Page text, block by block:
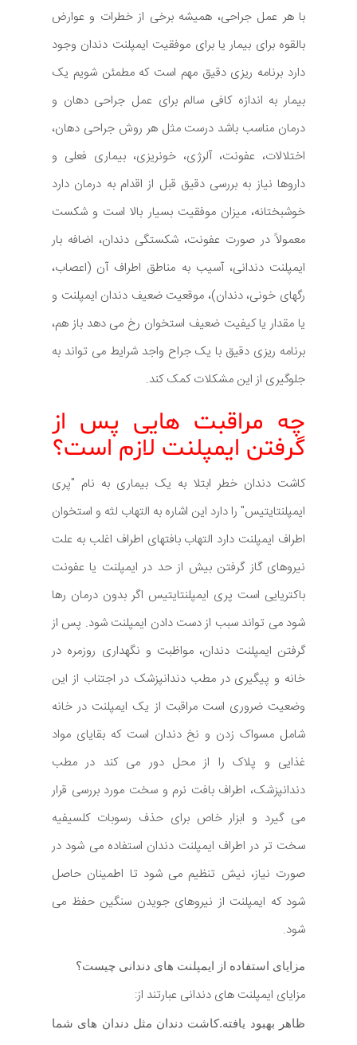
با هر عمل جراحی، همیشه برخی از خطرات و عوارض
بالقوه برای بیمار یا برای موفقیت ایمپلنت دندان وجود
دارد برنامه ریزی دقیق مهم است که مطمئن شویم یک
بیمار به اندازه کافی سالم برای عمل جراحی دهان و
درمان مناسب باشد درست مثل هر روش جراحی دهان،
اختلالات، عفونت، آلرژی، خونریزی، بیماری فعلی و
داروها نیاز به بررسی دقیق قبل از اقدام به درمان دارد
خوشبختانه، میزان موفقیت بسیار بالا است و شکست
معمولاً در صورت عفونت، شکستگی دندان، اضافه بار
ایمپلنت دندانی، آسیب به مناطق اطراف آن (اعصاب،
رگهای خونی، دندان)، موقعیت ضعیف دندان ایمپلنت و
یا مقدار یا کیفیت ضعیف استخوان رخ می دهد باز هم،
برنامه ریزی دقیق با یک جراح واجد شرایط می تواند به
جلوگیری از این مشکلات کمک کند.
چه مراقبت هایی پس از
گرفتن ایمپلنت لازم است؟
کاشت دندان خطر ابتلا به یک بیماری به نام "پری
ایمپلنتایتیس" را دارد این اشاره به التهاب لثه و استخوان
اطراف ایمپلنت دارد التهاب بافتهای اطراف اغلب به علت
نیروهای گاز گرفتن بیش از حد در ایمپلنت یا عفونت
باکتریایی است پری ایمپلنتایتیس اگر بدون درمان رها
شود می تواند سبب از دست دادن ایمپلنت شود. پس از
گرفتن ایمپلنت دندان، مواظبت و نگهداری روزمره در
خانه و پیگیری در مطب دندانپزشک در اجتناب از این
وضعیت ضروری است مراقبت از یک ایمپلنت در خانه
شامل مسواک زدن و نخ دندان است که بقایای مواد
غذایی و پلاک را از محل دور می کند در مطب
دندانپزشک، اطراف بافت نرم و سخت مورد بررسی قرار
می گیرد و ابزار خاص برای حذف رسوبات کلسیفیه
سخت تر در اطراف ایمپلنت دندان استفاده می شود در
صورت نیاز، نیش تنظیم می شود تا اطمینان حاصل
شود که ایمپلنت از نیروهای جویدن سنگین حفظ می
شود.
مزایای استفاده از ایمپلنت های دندانی چیست؟
مزایای ایمپلنت های دندانی عبارتند از:
ظاهر بهبود یافته.کاشت دندان مثل دندان های شما